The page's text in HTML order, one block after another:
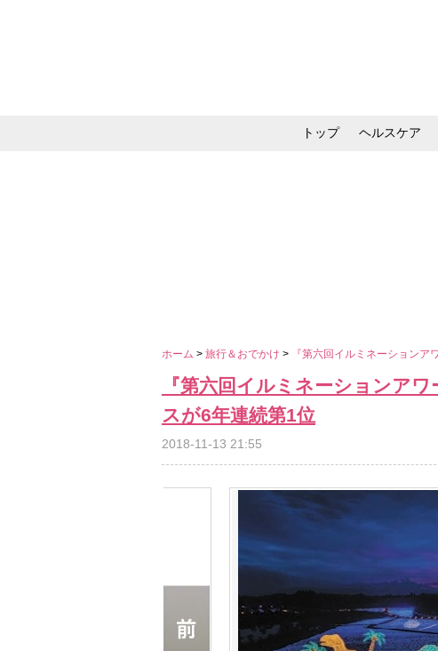
トップ ヘルスケア
ホーム > 旅行＆おでかけ > 『第六回イルミネーション
『第六回イルミネーションア
スが6年連続第1位
2018-11-13 21:55